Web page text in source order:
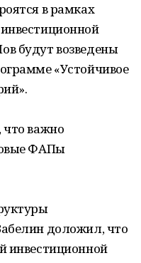
в рамках
будут возведены
«Устойчивое
важно
ФАПы
доложил, что
инвестиционной